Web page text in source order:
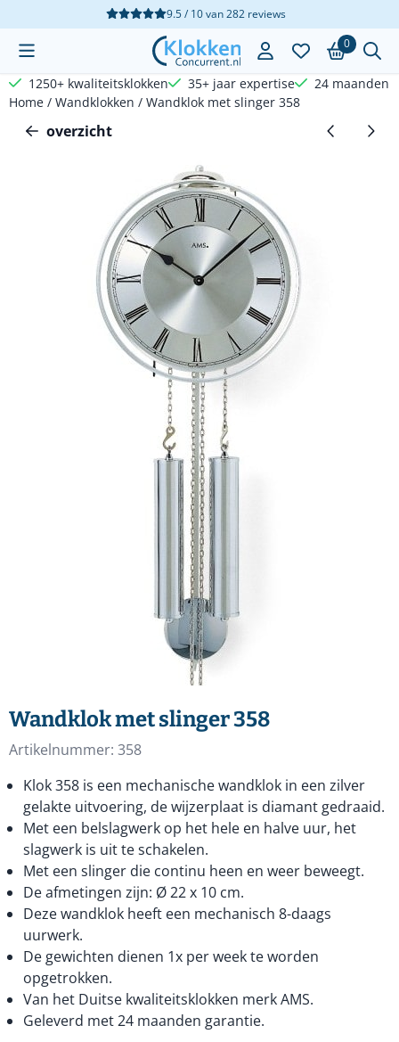
Cookievoorkeuren zijn beschikbaar. Kies instellingen of sta
9.5 / 10van282reviews
0
1250+ kwaliteitsklokken 35+ jaar expertise
24 maanden
Home / Wandklokken / Wandklok met slinger 358
overzicht
Wandklok met slinger 358
Artikelnummer: 358
Klok 358 is een mechanische wandklok in een zilver
gelakte uitvoering, de wijzerplaat is diamant gedraaid.
Met een belslagwerk op het hele en halve uur, het
slagwerk is uit te schakelen.
Met een slinger die continu heen en weer beweegt.
De afmetingen zijn: Ø 22 x 10 cm.
Deze wandklok heeft een mechanisch 8-daags
uurwerk.
De gewichten dienen 1x per week te worden
opgetrokken.
Van het Duitse kwaliteitsklokken merk AMS.
Geleverd met 24 maanden garantie.